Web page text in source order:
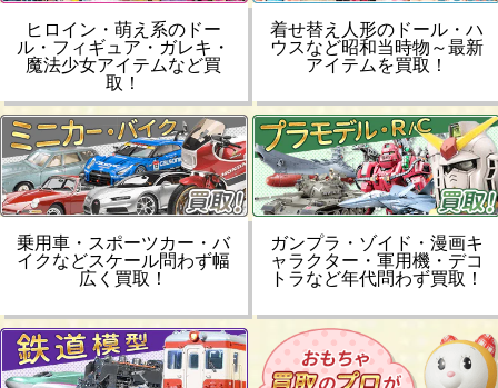
ヒロイン・萌え系のドー
ル・フィギュア・ガレキ・
魔法少女アイテムなど買
取！
着せ替え人形のドール・ハ
ウスなど昭和当時物～最新
アイテムを買取！
乗用車・スポーツカー・バ
イクなどスケール問わず幅
広く買取！
ガンプラ・ゾイド・漫画キ
ャラクター・軍用機・デコ
トラなど年代問わず買取！